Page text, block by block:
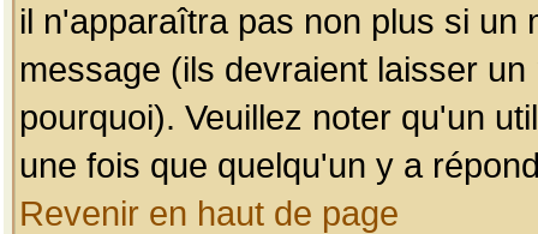
il n'apparaîtra pas non plus si un
message (ils devraient laisser
pourquoi). Veuillez noter qu'un
une fois que quelqu'un y a
Revenir en haut de page